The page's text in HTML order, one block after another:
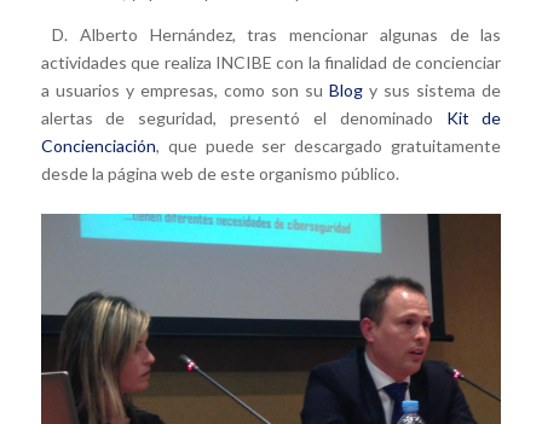
D. Alberto Hernández, tras mencionar algunas de las
actividades que realiza INCIBE con la finalidad de concienciar
a usuarios y empresas, como son suBlog y sus sistema de
alertas de seguridad, presentó el denominado Kit de
Concienciación, que puede ser descargado gratuitamente
desde la página web de este organismo público.